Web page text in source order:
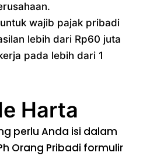
wajib pajak pribadi
lebih dari Rp60 juta
pada lebih dari 1
Harta
perlu Anda isi dalam
Orang Pribadi formulir